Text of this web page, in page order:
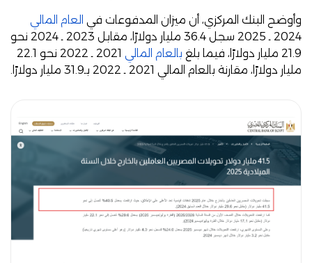
وأوضح البنك المركزي، أن ميزان المدفوعات في العام المالي
2024 ـ 2025 سجل 36.4 مليار دولارًا، مقابل 2023 ـ 2024 نحو
21.9 مليار دولارًا، فيما بلغ
بالعام المالي
2021 ـ 2022 نحو 22.1
مليار دولارًا، مقارنة بالعام المالي 2021 ـ 2022 بـ31.9 مليار دولارًا.